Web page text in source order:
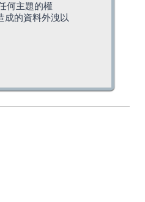
何主題的權
成的資料外洩以